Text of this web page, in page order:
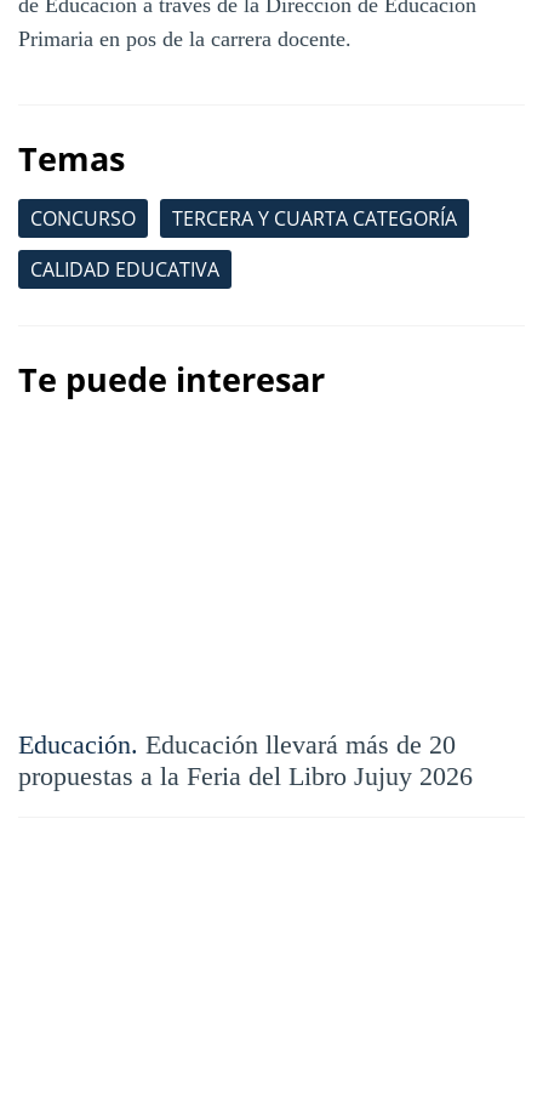
Primaria en pos de la carrera docente.
Temas
CONCURSO
TERCERA Y CUARTA CATEGORÍA
CALIDAD EDUCATIVA
Te puede interesar
Educación. Educación llevará más de 20
propuestas a la Feria del Libro Jujuy 2026